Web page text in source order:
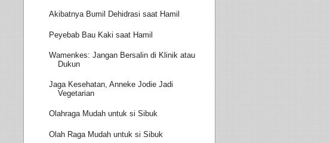
Akibatnya Bumil Dehidrasi saat Hamil
Peyebab Bau Kaki saat Hamil
Wamenkes: Jangan Bersalin di Klinik atau
Dukun
Jaga Kesehatan, Anneke Jodie Jadi
Vegetarian
Olahraga Mudah untuk si Sibuk
Olah Raga Mudah untuk si Sibuk